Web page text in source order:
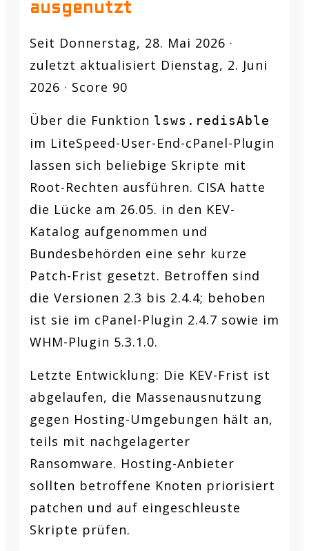
ausgenutzt
Seit Donnerstag, 28. Mai 2026 ·
zuletzt aktualisiert Dienstag, 2. Juni
2026 · Score 90
Über die Funktion lsws.redisAble
im LiteSpeed-User-End-cPanel-Plugin
lassen sich beliebige Skripte mit
Root-Rechten ausführen. CISA hatte
die Lücke am 26.05. in den KEV-
Katalog aufgenommen und
Bundesbehörden eine sehr kurze
Patch-Frist gesetzt. Betroffen sind
die Versionen 2.3 bis 2.4.4; behoben
ist sie im cPanel-Plugin 2.4.7 sowie im
WHM-Plugin 5.3.1.0.
Letzte Entwicklung: Die KEV-Frist ist
abgelaufen, die Massenausnutzung
gegen Hosting-Umgebungen hält an,
teils mit nachgelagerter
Ransomware. Hosting-Anbieter
sollten betroffene Knoten priorisiert
patchen und auf eingeschleuste
Skripte prüfen.